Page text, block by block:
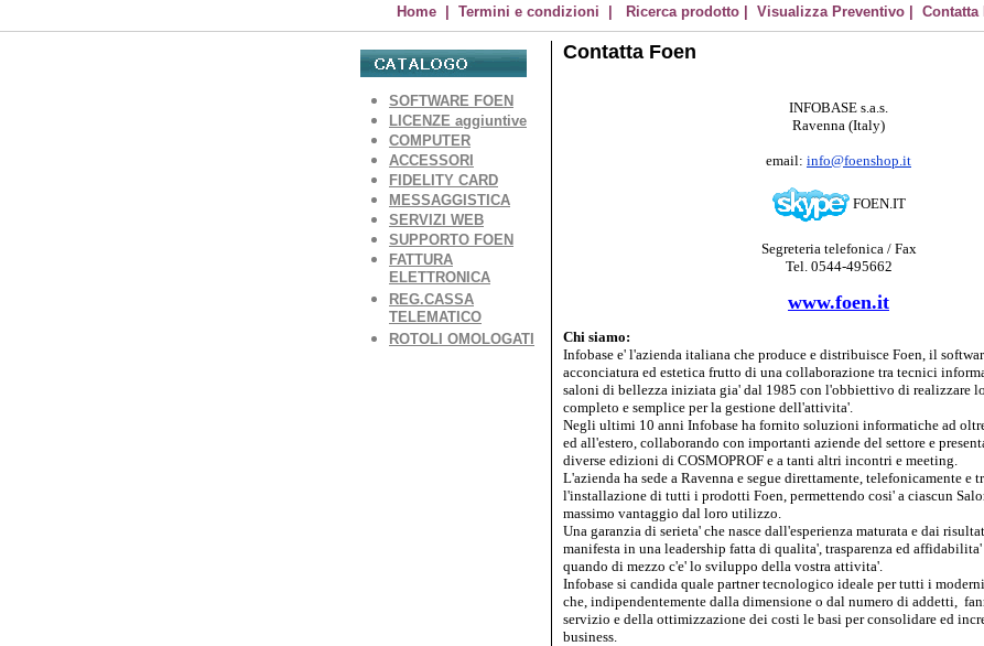
Home Termini e condizioni Ricerca prodotto Visualizza Preventivo Contatta
SOFTWARE FOEN
LICENZE aggiuntive
COMPUTER
ACCESSORI
FIDELITY CARD
MESSAGGISTICA
SERVIZI WEB
SUPPORTO FOEN
FATTURA
ELETTRONICA
REG.CASSA
TELEMATICO
ROTOLI OMOLOGATI
Contatta Foen
INFOBASE s.a.s.
Ravenna (Italy)
email: info@foenshop.it
FOEN.IT
Segreteria telefonica / Fax
Tel. 0544-495662
www.foen.it
Chi siamo:
Infobase e' l'azienda italiana che produce e distribuisce Foen, il
acconciatura ed estetica frutto di una collaborazione tra tecnici
saloni di bellezza iniziata gia' dal 1985 con l'obbiettivo di realizzare
completo e semplice per la gestione dell'attivita'.
Negli ultimi 10 anni Infobase ha fornito soluzioni informatiche ad
ed all'estero, collaborando con importanti aziende del settore e
diverse edizioni di COSMOPROF e a tanti altri incontri e meeting.
L'azienda ha sede a Ravenna e segue direttamente, telefonicamente e
l'installazione di tutti i prodotti Foen, permettendo cosi' a ciascun
massimo vantaggio dal loro utilizzo.
Una garanzia di serieta' che nasce dall'esperienza maturata e dai
manifesta in una leadership fatta di qualita', trasparenza ed
quando di mezzo c'e' lo sviluppo della vostra attivita'.
Infobase si candida quale partner tecnologico ideale per tutti i
che, indipendentemente dalla dimensione o dal numero di addetti,
servizio e della ottimizzazione dei costi le basi per consolidare ed
business.